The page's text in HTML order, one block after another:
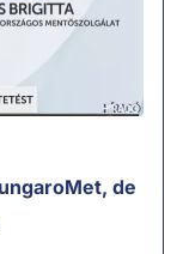
de